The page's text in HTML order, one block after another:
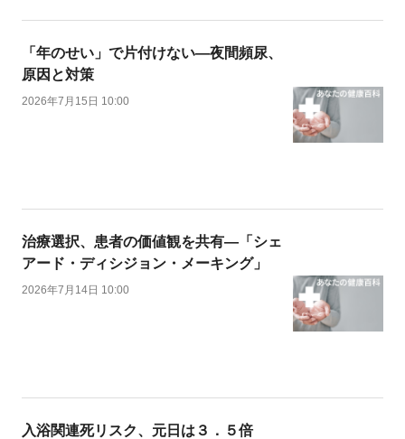
「年のせい」で片付けない―夜間頻尿、
原因と対策
2026年7月15日 10:00
治療選択、患者の価値観を共有―「シェ
アード・ディシジョン・メーキング」
2026年7月14日 10:00
入浴関連死リスク、元日は３．５倍